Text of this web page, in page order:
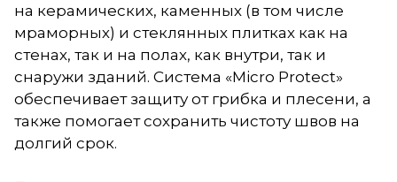
на керамических, каменных (в том числе
мраморных) и стеклянных плитках как на
стенах, так и на полах, как внутри, так и
снаружи зданий. Система «Micro Protect»
обеспечивает защиту от грибка и плесени, а
также помогает сохранить чистоту швов на
долгий срок.